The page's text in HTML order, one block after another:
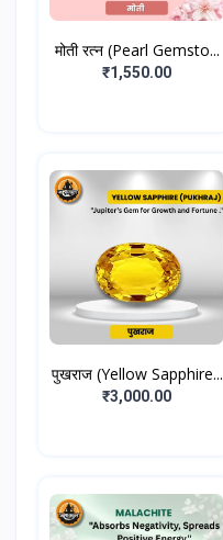
मोती रत्न (Pearl Gemsto...
₹1,550.00
पुखराज (Yellow Sapphire...
₹3,000.00